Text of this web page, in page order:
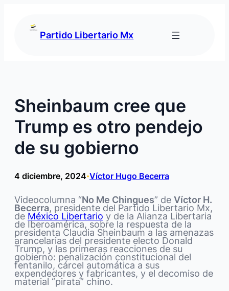
Partido Libertario Mx
Sheinbaum cree que
Trump es otro pendejo
de su gobierno
4 diciembre, 2024•Víctor Hugo Becerra
Videocolumna “No Me Chingues” de Víctor H.
Becerra, presidente del ‪Partido Libertario Mx‬,
de México Libertario y de la Alianza Libertaria
de Iberoamérica, sobre la respuesta de la
presidenta Claudia Sheinbaum a las amenazas
arancelarias del presidente electo Donald
Trump, y las primeras reacciones de su
gobierno: penalización constitucional del
fentanilo, cárcel automática a sus
expendedores y fabricantes, y el decomiso de
material “pirata” chino.